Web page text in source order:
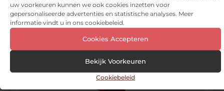
uw voorkeuren kunnen we ook cookies inzetten voor
gepersonaliseerde advertenties en statistische analyses. Meer
informatie vindt u in ons cookiebeleid.
Cookies Accepteren
Bekijk Voorkeuren
Cookiebeleid